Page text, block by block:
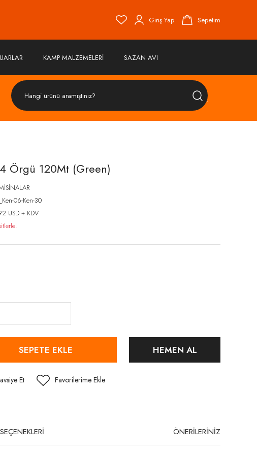
Giriş Yap Sepetim
KAMP MALZEMELERİ SAZAN AVI
ÜRÜN
Örgü 120Mt (Green)
06-Ken-30
USD + KDV
SEPETE EKLE HEMEN AL
Et
ÖNERİLERİNİZ